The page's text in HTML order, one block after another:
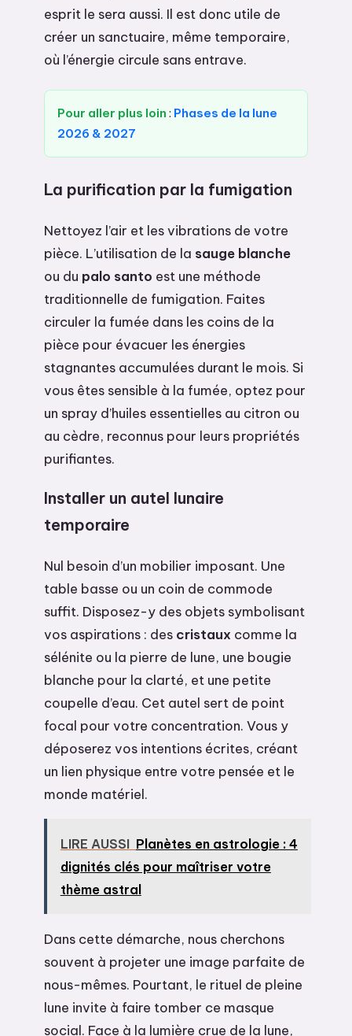
esprit le sera aussi. Il est donc utile de
créer un sanctuaire, même temporaire,
où l’énergie circule sans entrave.
Pour aller plus loin : Phases de la lune
2026 & 2027
La purification par la fumigation
Nettoyez l’air et les vibrations de votre
pièce. L’utilisation de la sauge blanche
ou du palo santo est une méthode
traditionnelle de fumigation. Faites
circuler la fumée dans les coins de la
pièce pour évacuer les énergies
stagnantes accumulées durant le mois. Si
vous êtes sensible à la fumée, optez pour
un spray d’huiles essentielles au citron ou
au cèdre, reconnus pour leurs propriétés
purifiantes.
Installer un autel lunaire
temporaire
Nul besoin d’un mobilier imposant. Une
table basse ou un coin de commode
suffit. Disposez-y des objets symbolisant
vos aspirations : des cristaux comme la
sélénite ou la pierre de lune, une bougie
blanche pour la clarté, et une petite
coupelle d’eau. Cet autel sert de point
focal pour votre concentration. Vous y
déposerez vos intentions écrites, créant
un lien physique entre votre pensée et le
monde matériel.
LIRE AUSSI Planètes en astrologie : 4
dignités clés pour maîtriser votre
thème astral
Dans cette démarche, nous cherchons
souvent à projeter une image parfaite de
nous-mêmes. Pourtant, le rituel de pleine
lune invite à faire tomber ce masque
social. Face à la lumière crue de la lune,